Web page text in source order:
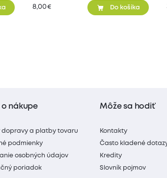
8,00 € Do košíka
o nákupe
dopravy a platby tovaru
podmienky
osobných údajov
poriadok
Môže sa hodiť
Kontakty
Často kladené
Kredity
Slovník pojmov